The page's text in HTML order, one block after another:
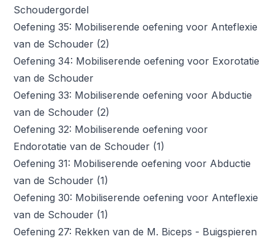
Schoudergordel
Oefening 35: Mobiliserende oefening voor Anteflexie
van de Schouder (2)
Oefening 34: Mobiliserende oefening voor Exorotatie
van de Schouder
Oefening 33: Mobiliserende oefening voor Abductie
van de Schouder (2)
Oefening 32: Mobiliserende oefening voor
Endorotatie van de Schouder (1)
Oefening 31: Mobiliserende oefening voor Abductie
van de Schouder (1)
Oefening 30: Mobiliserende oefening voor Anteflexie
van de Schouder (1)
Oefening 27: Rekken van de M. Biceps - Buigspieren